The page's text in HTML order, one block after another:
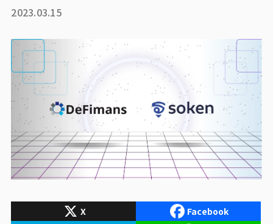
2023.03.15
X
Facebook